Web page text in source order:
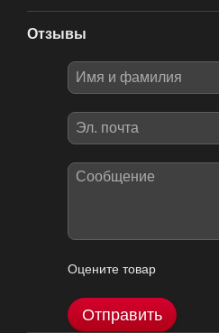
Отзывы
Оцените товар
Отправить